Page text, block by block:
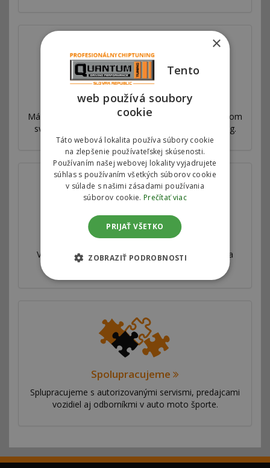
Prečo sme najlepší
Máme sieť pobočiek vo viac ako 53 krajinách po celom
svete. Ponúkame výhradný autorizovaný chiptuning.
Válcová skúšobňa
Všetky naše úpravy sú veľmi dôkladne testované a
merané na profesionálnej válcovej skúšobni.
Spolupracujeme
Splupracujeme s autorizovanými servismi, predajcami
vozidiel aj odborníkmi v auto moto športe.
×
Tento
web používá soubory
cookie
Táto webová lokalita používa súbory cookie
na zlepšenie používateľskej skúsenosti.
Používaním našej webovej lokality vyjadrujete
súhlas s používaním všetkých súborov cookie
v súlade s našimi zásadami používania
súborov cookie. Prečítať viac
PRIJAŤ VŠETKO
ZOBRAZIŤ PODROBNOSTI